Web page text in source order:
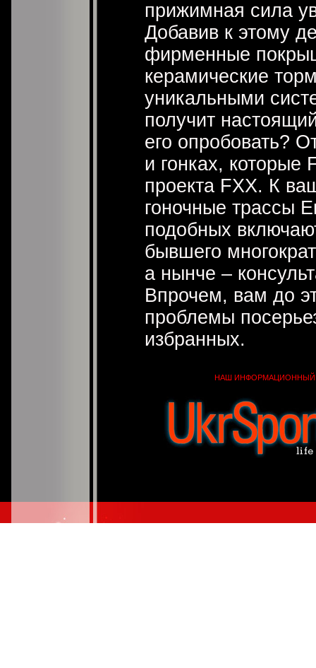
прижимная сила
Добавив к этому
фирменные
керамические
уникальными
получит
его опробовать?
и гонках, которые
проекта FXX. К
гоночные трассы
подобных
бывшего
а нынче –
Впрочем, вам до
проблемы
избранных.
НАШ ИНФОРМАЦИОННЫЙ